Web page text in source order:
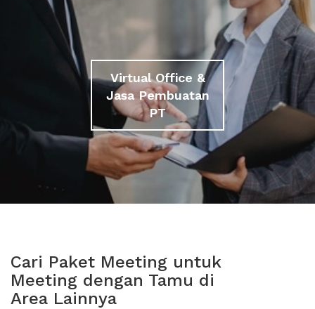
Virtual Office &
Jasa Pembuatan
PT
Cari Paket Meeting untuk
Meeting dengan Tamu di
Area Lainnya